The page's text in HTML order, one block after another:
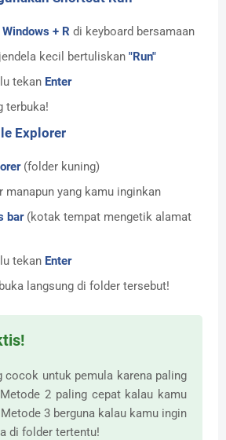
Windows + R di keyboard bersamaan
kecil bertuliskan "Run"
tekan Enter
terbuka!
Explorer
(folder kuning)
manapun yang kamu inginkan
bar(kotak tempat mengetik alamat
tekan Enter
langsung di folder tersebut!
cocok untuk pemula karena paling
2 paling cepat kalau kamu
3 berguna kalau kamu ingin
di folder tertentu!